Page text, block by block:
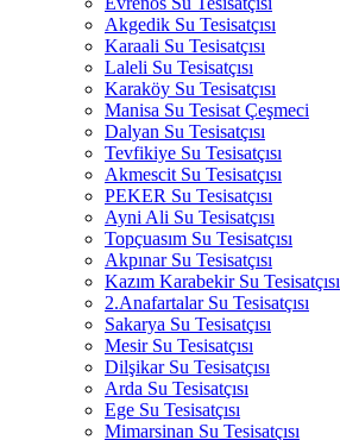
Akgedik Su Tesisatçısı
Karaali Su Tesisatçısı
Laleli Su Tesisatçısı
Karaköy Su Tesisatçısı
Manisa Su Tesisat Çeşmeci
Dalyan Su Tesisatçısı
Tevfikiye Su Tesisatçısı
Akmescit Su Tesisatçısı
PEKER Su Tesisatçısı
Ayni Ali Su Tesisatçısı
Topçuasım Su Tesisatçısı
Akpınar Su Tesisatçısı
Kazım Karabekir Su Tesisatçısı
2.Anafartalar Su Tesisatçısı
Sakarya Su Tesisatçısı
Mesir Su Tesisatçısı
Dilşikar Su Tesisatçısı
Arda Su Tesisatçısı
Ege Su Tesisatçısı
Mimarsinan Su Tesisatçısı